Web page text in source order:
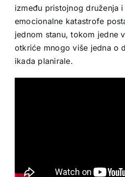
između pristojnog druženja
emocionalne katastrofe
jednom stanu, tokom jedne
otkriće mnogo više jedna o
ikada planirale.